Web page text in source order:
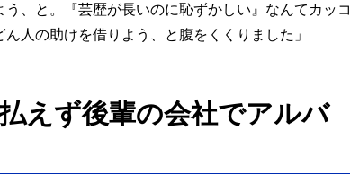
う、と。『芸歴が長いのに恥ずかしい』なんてカッコ
人の助けを借りよう、と腹をくくりました」
えず後輩の会社でアルバ